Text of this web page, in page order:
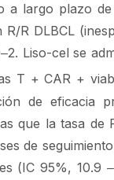
a largo plazo de
R DLBCL
Liso-cel se
T + CAR +
de eficacia
que la tasa de
de
(IC 95%, 10.9